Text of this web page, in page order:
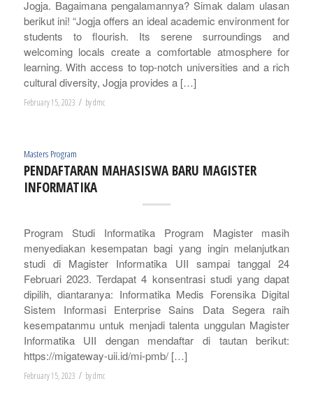
Jogja. Bagaimana pengalamannya? Simak dalam ulasan
berikut ini! “Jogja offers an ideal academic environment for
students to flourish. Its serene surroundings and
welcoming locals create a comfortable atmosphere for
learning. With access to top-notch universities and a rich
cultural diversity, Jogja provides a […]
February 15, 2023 / bydmc
Masters Program
PENDAFTARAN MAHASISWA BARU MAGISTER
INFORMATIKA
Program Studi Informatika Program Magister masih
menyediakan kesempatan bagi yang ingin melanjutkan
studi di Magister Informatika UII sampai tanggal 24
Februari 2023. Terdapat 4 konsentrasi studi yang dapat
dipilih, diantaranya: Informatika Medis Forensika Digital
Sistem Informasi Enterprise Sains Data Segera raih
kesempatanmu untuk menjadi talenta unggulan Magister
Informatika UII dengan mendaftar di tautan berikut:
https://migateway-uii.id/mi-pmb/ […]
February 15, 2023 / bydmc